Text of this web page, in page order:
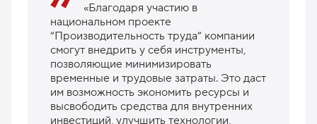
«Благодаря участию в
национальном проекте
“Производительность труда” компании
смогут внедрить у себя инструменты,
позволяющие минимизировать
временные и трудовые затраты. Это даст
им возможность экономить ресурсы и
высвободить средства для внутренних
инвестиций, улучшить технологии,